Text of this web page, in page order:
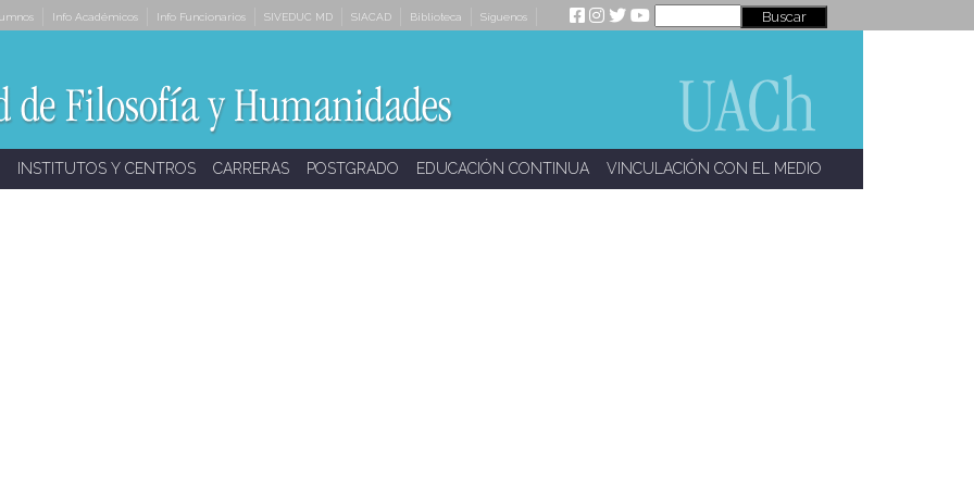
Info Académicos Info Funcionarios SIVEDUC MD SIACAD Biblioteca Síguenos
INSTITUTOS Y CENTROS CARRERAS POSTGRADO EDUCACIÓN CONTINUA VINCULACIÓN CON EL MEDIO